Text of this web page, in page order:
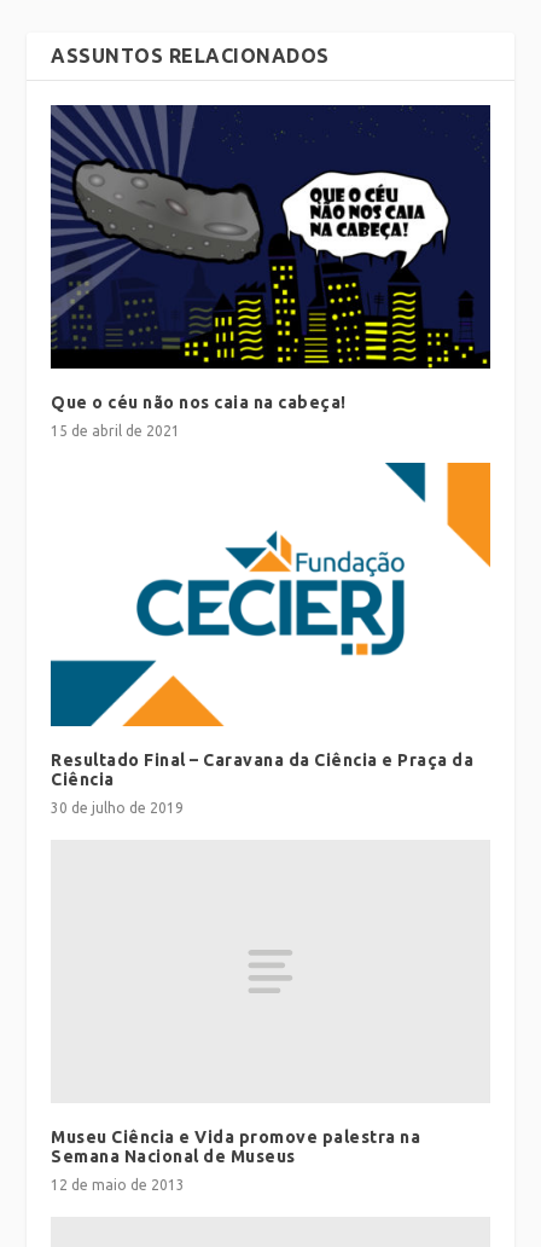
ASSUNTOS RELACIONADOS
Que o céu não nos caia na cabeça!
15 de abril de 2021
Resultado Final – Caravana da Ciência e Praça da
Ciência
30 de julho de 2019
Museu Ciência e Vida promove palestra na
Semana Nacional de Museus
12 de maio de 2013